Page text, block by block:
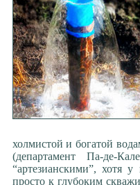
холмистой и богатой
(департамент Па-де-
“артезианскими”, хотя
просто к глубоким